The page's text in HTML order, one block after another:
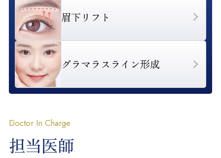
眉下リフト
グラマラスライン形成
Doctor In Charge
担当医師